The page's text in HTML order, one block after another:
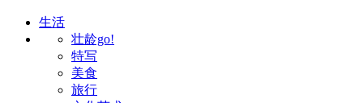
生活
壮龄go!
特写
美食
旅行